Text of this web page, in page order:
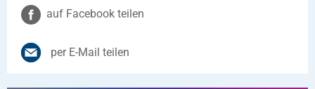
auf Facebook teilen
per E-Mail teilen